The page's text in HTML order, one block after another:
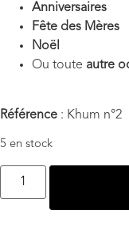
Anniversaires
Fête des Mères
Noël
Ou toute autre
Référence : Khum n°2
5 en stock